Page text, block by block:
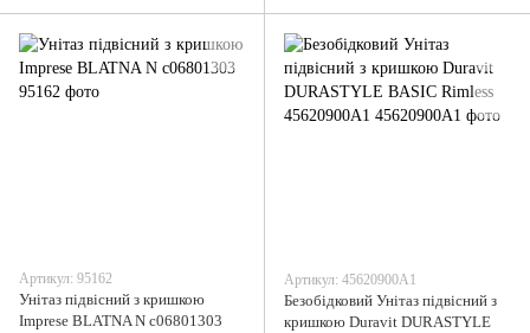
Артикул: 95162
Унітаз підвісний з кришкою
Imprese BLATNA N c06801303
Артикул: 45620900A1
Безобідковий Унітаз підвісний з
кришкою Duravit DURASTYLE